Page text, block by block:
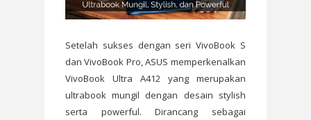
Setelah sukses dengan seri VivoBook S
dan VivoBook Pro, ASUS memperkenalkan
VivoBook Ultra A412 yang merupakan
ultrabook mungil dengan desain stylish
serta powerful. Dirancang sebagai